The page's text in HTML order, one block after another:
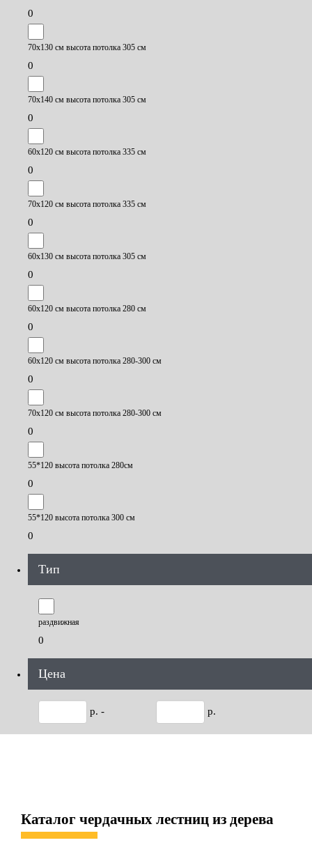
0
70х130 см высота потолка 305 см
0
70х140 см высота потолка 305 см
0
60х120 см высота потолка 335 см
0
70х120 см высота потолка 335 см
0
60х130 см высота потолка 305 см
0
60х120 см высота потолка 280 см
0
60х120 см высота потолка 280-300 см
0
70х120 см высота потолка 280-300 см
0
55*120 высота потолка 280см
0
55*120 высота потолка 300 см
0
Тип
раздвижная
0
Цена
р. - р.
Каталог чердачных лестниц из дерева